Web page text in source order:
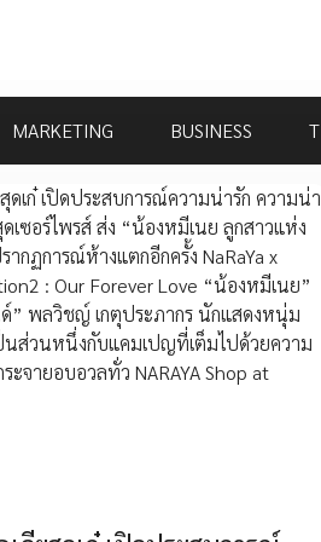
MARKETING BUSINESS